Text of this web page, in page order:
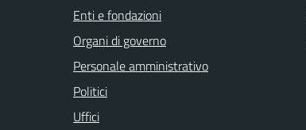
Enti e fondazioni
Organi di governo
Personale amministrativo
Politici
Uffici